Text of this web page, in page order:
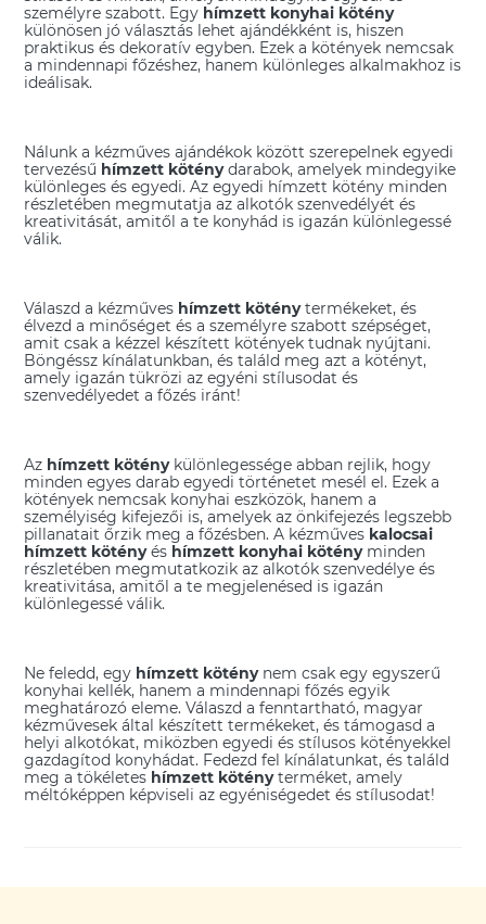
személyre szabott. Egy hímzett konyhai kötény
különösen jó választás lehet ajándékként is, hiszen
praktikus és dekoratív egyben. Ezek a kötények nemcsak
a mindennapi főzéshez, hanem különleges alkalmakhoz is
ideálisak.
Nálunk a kézműves ajándékok között szerepelnek egyedi
tervezésű hímzett köténydarabok, amelyek mindegyike
különleges és egyedi. Az egyedi hímzett kötény minden
részletében megmutatja az alkotók szenvedélyét és
kreativitását, amitől a te konyhád is igazán különlegessé
válik.
Válaszd a kézműves hímzett köténytermékeket, és
élvezd a minőséget és a személyre szabott szépséget,
amit csak a kézzel készített kötények tudnak nyújtani.
Böngéssz kínálatunkban, és találd meg azt a kötényt,
amely igazán tükrözi az egyéni stílusodat és
szenvedélyedet a főzés iránt!
Az hímzett köténykülönlegessége abban rejlik, hogy
minden egyes darab egyedi történetet mesél el. Ezek a
kötények nemcsak konyhai eszközök, hanem a
személyiség kifejezői is, amelyek az önkifejezés legszebb
pillanatait őrzik meg a főzésben. A kézműves kalocsai
hímzett kötényés hímzett konyhai kötényminden
részletében megmutatkozik az alkotók szenvedélye és
kreativitása, amitől a te megjelenésed is igazán
különlegessé válik.
Ne feledd, egy hímzett köténynem csak egy egyszerű
konyhai kellék, hanem a mindennapi főzés egyik
meghatározó eleme. Válaszd a fenntartható, magyar
kézművesek által készített termékeket, és támogasd a
helyi alkotókat, miközben egyedi és stílusos kötényekkel
gazdagítod konyhádat. Fedezd fel kínálatunkat, és találd
meg a tökéletes hímzett kötényterméket, amely
méltóképpen képviseli az egyéniségedet és stílusodat!